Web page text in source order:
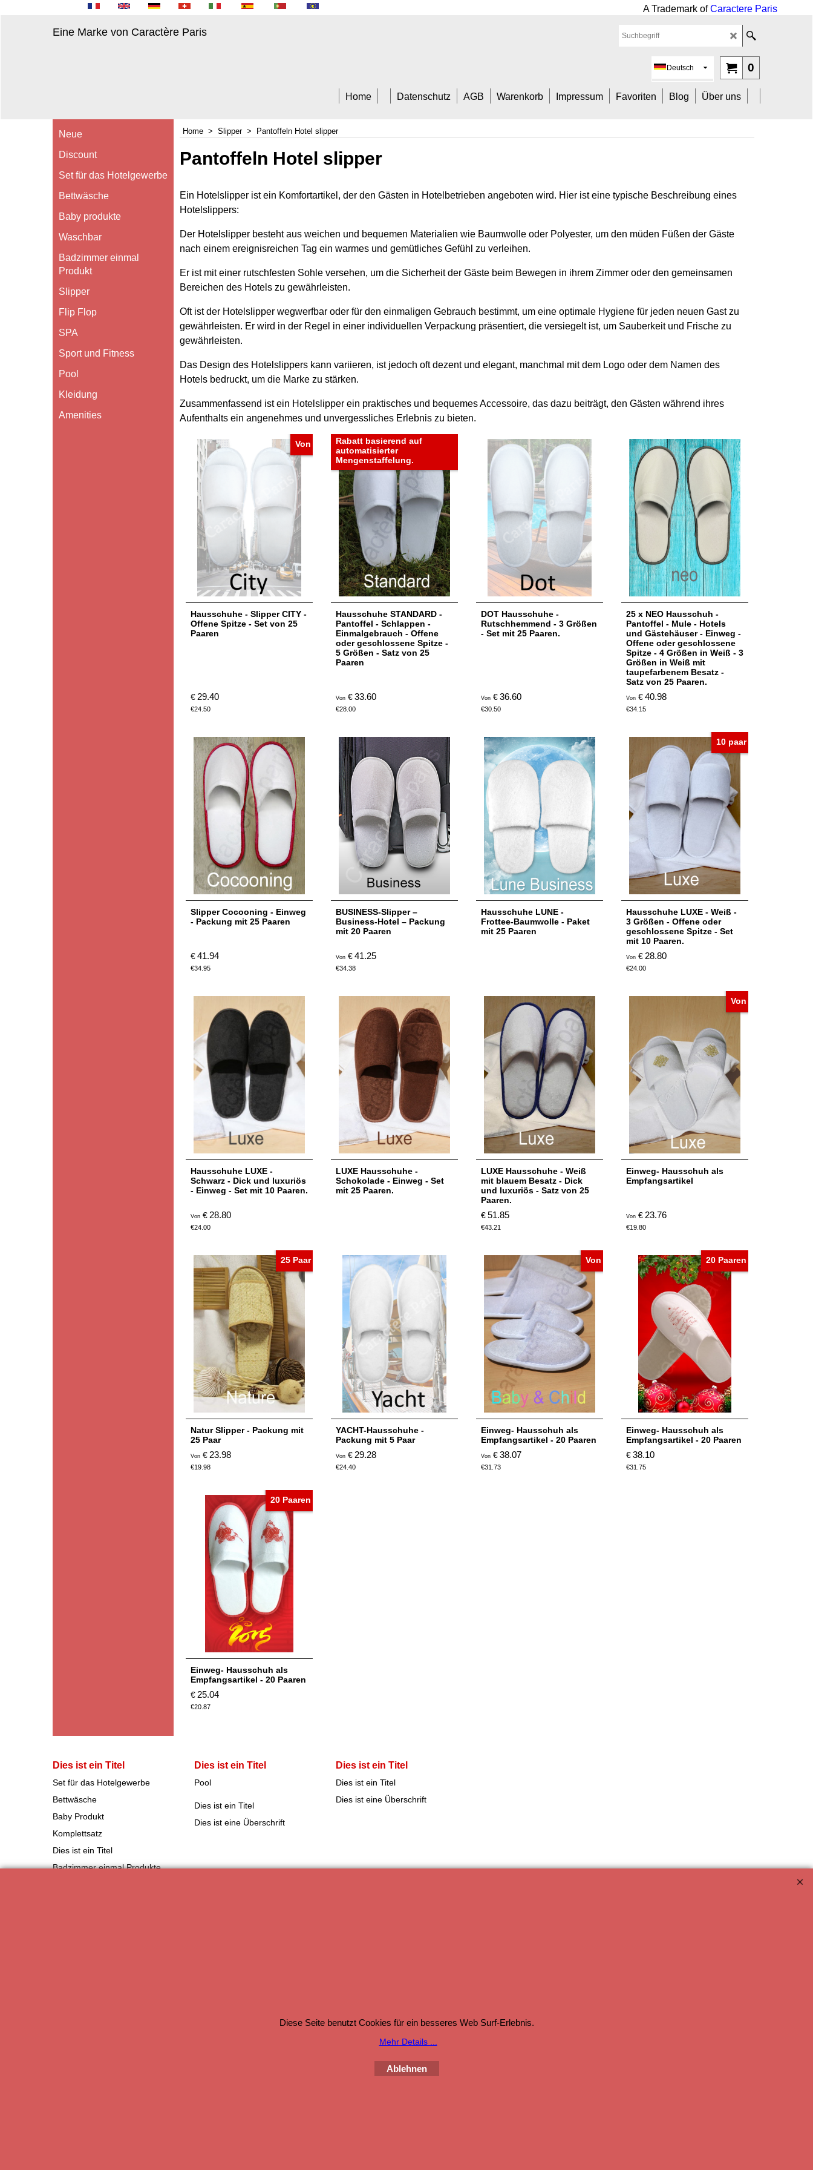
A Trademark ofCaractere Paris
Eine Marke von Caractère Paris
0
Deutsch
Home Datenschutz AGB Warenkorb Impressum Favoriten Blog Über uns
Neue
Discount
Set für das Hotelgewerbe
Bettwäsche
Baby produkte
Waschbar
Badzimmer einmal
Produkt
Slipper
Flip Flop
SPA
Sport und Fitness
Pool
Kleidung
Amenities
Home > Slipper> Pantoffeln Hotel slipper
Pantoffeln Hotel slipper
Ein Hotelslipper ist ein Komfortartikel, der den Gästen in Hotelbetrieben angeboten wird. Hier ist eine typische Beschreibung eines
Hotelslippers:
Der Hotelslipper besteht aus weichen und bequemen Materialien wie Baumwolle oder Polyester, um den müden Füßen der Gäste
nach einem ereignisreichen Tag ein warmes und gemütliches Gefühl zu verleihen.
Er ist mit einer rutschfesten Sohle versehen, um die Sicherheit der Gäste beim Bewegen in ihrem Zimmer oder den gemeinsamen
Bereichen des Hotels zu gewährleisten.
Oft ist der Hotelslipper wegwerfbar oder für den einmaligen Gebrauch bestimmt, um eine optimale Hygiene für jeden neuen Gast zu
gewährleisten. Er wird in der Regel in einer individuellen Verpackung präsentiert, die versiegelt ist, um Sauberkeit und Frische zu
gewährleisten.
Das Design des Hotelslippers kann variieren, ist jedoch oft dezent und elegant, manchmal mit dem Logo oder dem Namen des
Hotels bedruckt, um die Marke zu stärken.
Zusammenfassend ist ein Hotelslipper ein praktisches und bequemes Accessoire, das dazu beiträgt, den Gästen während ihres
Aufenthalts ein angenehmes und unvergessliches Erlebnis zu bieten.
Von
Hausschuhe - Slipper CITY -
Offene Spitze - Set von 25
Paaren
€ 29.40
€24.50
Rabatt basierend auf
automatisierter
Mengenstaffelung.
Hausschuhe STANDARD -
Pantoffel - Schlappen -
Einmalgebrauch - Offene
oder geschlossene Spitze -
5 Größen - Satz von 25
Paaren
Von €33.60
€28.00
DOT Hausschuhe -
Rutschhemmend - 3 Größen
- Set mit 25 Paaren.
Von €36.60
€30.50
25 x NEO Hausschuh -
Pantoffel - Mule - Hotels
und Gästehäuser - Einweg -
Offene oder geschlossene
Spitze - 4 Größen in Weiß - 3
Größen in Weiß mit
taupefarbenem Besatz -
Satz von 25 Paaren.
Von €40.98
€34.15
Slipper Cocooning - Einweg
- Packung mit 25 Paaren
€41.94
€34.95
BUSINESS-Slipper –
Business-Hotel – Packung
mit 20 Paaren
Von €41.25
€34.38
Hausschuhe LUNE -
Frottee-Baumwolle - Paket
mit 25 Paaren
10 paar
Hausschuhe LUXE - Weiß -
3 Größen - Offene oder
geschlossene Spitze - Set
mit 10 Paaren.
Von € 28.80
€24.00
Hausschuhe LUXE -
Schwarz - Dick und luxuriös
- Einweg - Set mit 10 Paaren.
Von € 28.80
€24.00
LUXE Hausschuhe -
Schokolade - Einweg - Set
mit 25 Paaren.
LUXE Hausschuhe - Weiß
mit blauem Besatz - Dick
und luxuriös - Satz von 25
Paaren.
€51.85
€43.21
Von
Einweg- Hausschuh als
Empfangsartikel
Von € 23.76
€19.80
25 Paar
Natur Slipper - Packung mit
25 Paar
Von € 23.98
€19.98
YACHT-Hausschuhe -
Packung mit 5 Paar
Von € 29.28
€24.40
Von
Einweg- Hausschuh als
Empfangsartikel - 20 Paaren
Von €38.07
€31.73
20 Paaren
Einweg- Hausschuh als
Empfangsartikel - 20 Paaren
€38.10
€31.75
20 Paaren
Einweg- Hausschuh als
Empfangsartikel - 20 Paaren
€ 25.04
€20.87
Dies ist ein Titel
Set für das Hotelgewerbe
Bettwäsche
Baby Produkt
Komplettsatz
Dies ist ein Titel
Badzimmer einmal Produkte
Dies ist ein Titel
Pool
Dies ist ein Titel
Dies ist eine Überschrift
Dies ist ein Titel
Dies ist ein Titel
Dies ist eine Überschrift
A Trademark of
Diese Seite benutzt Cookies für ein besseres Web Surf-Erlebnis.
Mehr Details ...
Ablehnen